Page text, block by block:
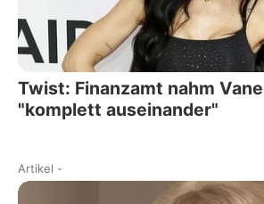
Twist: Finanzamt nahm
"komplett auseinander"
Artikel -